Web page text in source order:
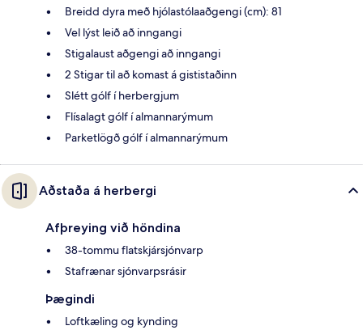
Breidd dyra með hjólastólaaðgengi (cm): 81
Vel lýst leið að inngangi
Stigalaust aðgengi að inngangi
2 Stigar til að komast á gististaðinn
Slétt gólf í herbergjum
Flísalagt gólf í almannarýmum
Parketlögð gólf í almannarýmum
Aðstaða á herbergi
Afþreying við höndina
38-tommu flatskjársjónvarp
Stafrænar sjónvarpsrásir
Þægindi
Loftkæling og kynding